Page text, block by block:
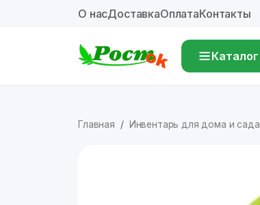
О насДоставкаОплатаКонтакты
Каталог
Главная Инвентарь для дома и сада